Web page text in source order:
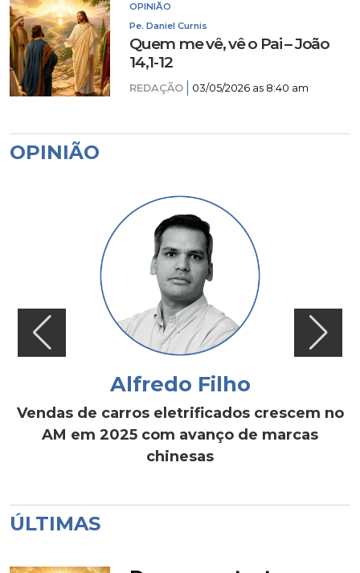
OPINIÃO
Pe. Daniel Curnis
Quem me vê, vê o Pai – João
14,1-12
REDAÇÃO 03/05/2026 as 8:40 am
OPINIÃO
Alfredo Filho
Vendas de carros eletrificados crescem no
AM em 2025 com avanço de marcas
chinesas
ÚLTIMAS